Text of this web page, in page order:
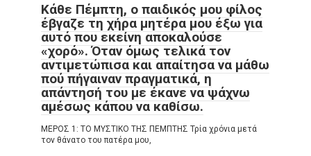
Κάθε Πέμπτη, ο παιδικός μου φίλος
έβγαζε τη χήρα μητέρα μου έξω για
αυτό που εκείνη αποκαλούσε
«χορό». Όταν όμως τελικά τον
αντιμετώπισα και απαίτησα να μάθω
πού πήγαιναν πραγματικά, η
απάντησή του με έκανε να ψάχνω
αμέσως κάπου να καθίσω.
ΜΕΡΟΣ 1: ΤΟ ΜΥΣΤΙΚΟ ΤΗΣ ΠΕΜΠΤΗΣ Τρία χρόνια μετά
τον θάνατο του πατέρα μου,